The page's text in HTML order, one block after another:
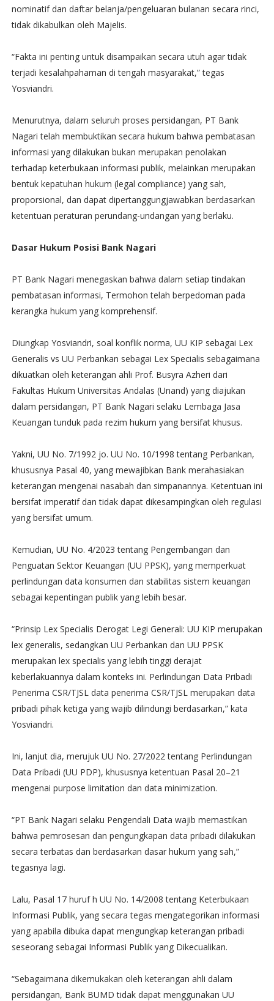
nominatif dan daftar belanja/pengeluaran bulanan secara rinci,
tidak dikabulkan oleh Majelis.
“Fakta ini penting untuk disampaikan secara utuh agar tidak
terjadi kesalahpahaman di tengah masyarakat,” tegas
Yosviandri.
Menurutnya, dalam seluruh proses persidangan, PT Bank
Nagari telah membuktikan secara hukum bahwa pembatasan
informasi yang dilakukan bukan merupakan penolakan
terhadap keterbukaan informasi publik, melainkan merupakan
bentuk kepatuhan hukum (legal compliance) yang sah,
proporsional, dan dapat dipertanggungjawabkan berdasarkan
ketentuan peraturan perundang-undangan yang berlaku.
Dasar Hukum Posisi Bank Nagari
PT Bank Nagari menegaskan bahwa dalam setiap tindakan
pembatasan informasi, Termohon telah berpedoman pada
kerangka hukum yang komprehensif.
Diungkap Yosviandri, soal konflik norma, UU KIP sebagai Lex
Generalis vs UU Perbankan sebagai Lex Specialis sebagaimana
dikuatkan oleh keterangan ahli Prof. Busyra Azheri dari
Fakultas Hukum Universitas Andalas (Unand) yang diajukan
dalam persidangan, PT Bank Nagari selaku Lembaga Jasa
Keuangan tunduk pada rezim hukum yang bersifat khusus.
Yakni, UU No. 7/1992 jo. UU No. 10/1998 tentang Perbankan,
khususnya Pasal 40, yang mewajibkan Bank merahasiakan
keterangan mengenai nasabah dan simpanannya. Ketentuan ini
bersifat imperatif dan tidak dapat dikesampingkan oleh regulasi
yang bersifat umum.
Kemudian, UU No. 4/2023 tentang Pengembangan dan
Penguatan Sektor Keuangan (UU PPSK), yang memperkuat
perlindungan data konsumen dan stabilitas sistem keuangan
sebagai kepentingan publik yang lebih besar.
“Prinsip Lex Specialis Derogat Legi Generali: UU KIP merupakan
lex generalis, sedangkan UU Perbankan dan UU PPSK
merupakan lex specialis yang lebih tinggi derajat
keberlakuannya dalam konteks ini. Perlindungan Data Pribadi
Penerima CSR/TJSL data penerima CSR/TJSL merupakan data
pribadi pihak ketiga yang wajib dilindungi berdasarkan,” kata
Yosviandri.
Ini, lanjut dia, merujuk UU No. 27/2022 tentang Perlindungan
Data Pribadi (UU PDP), khususnya ketentuan Pasal 20–21
mengenai purpose limitation dan data minimization.
“PT Bank Nagari selaku Pengendali Data wajib memastikan
bahwa pemrosesan dan pengungkapan data pribadi dilakukan
secara terbatas dan berdasarkan dasar hukum yang sah,”
tegasnya lagi.
Lalu, Pasal 17 huruf h UU No. 14/2008 tentang Keterbukaan
Informasi Publik, yang secara tegas mengategorikan informasi
yang apabila dibuka dapat mengungkap keterangan pribadi
seseorang sebagai Informasi Publik yang Dikecualikan.
“Sebagaimana dikemukakan oleh keterangan ahli dalam
persidangan, Bank BUMD tidak dapat menggunakan UU